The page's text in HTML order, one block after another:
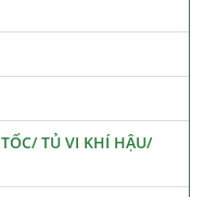
TỦ VI KHÍ HẬU/